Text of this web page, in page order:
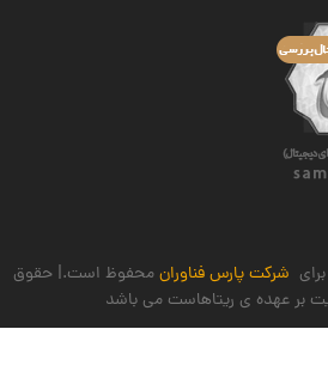
شرکت پارس فناورانمحفوظ است.| حقوق
بر عهده ی ریتاهاست می باشد